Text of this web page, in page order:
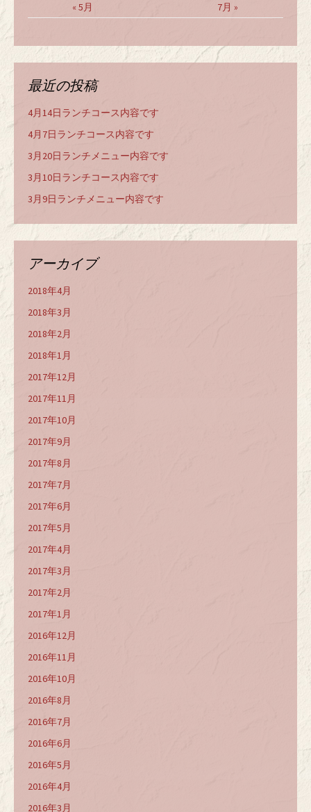
« 5月 7月 »
最近の投稿
4月14日ランチコース内容です
4月7日ランチコース内容です
3月20日ランチメニュー内容です
3月10日ランチコース内容です
3月9日ランチメニュー内容です
アーカイブ
2018年4月
2018年3月
2018年2月
2018年1月
2017年12月
2017年11月
2017年10月
2017年9月
2017年8月
2017年7月
2017年6月
2017年5月
2017年4月
2017年3月
2017年2月
2017年1月
2016年12月
2016年11月
2016年10月
2016年8月
2016年7月
2016年6月
2016年5月
2016年4月
2016年3月